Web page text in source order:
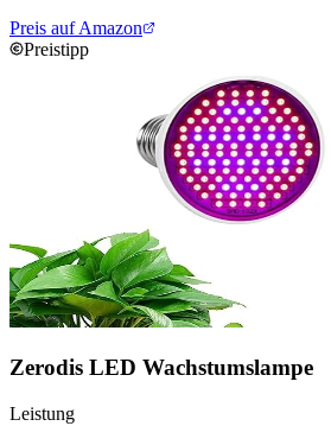
Preis auf Amazon
Preistipp
Zerodis LED Wachstumslampe
Leistung